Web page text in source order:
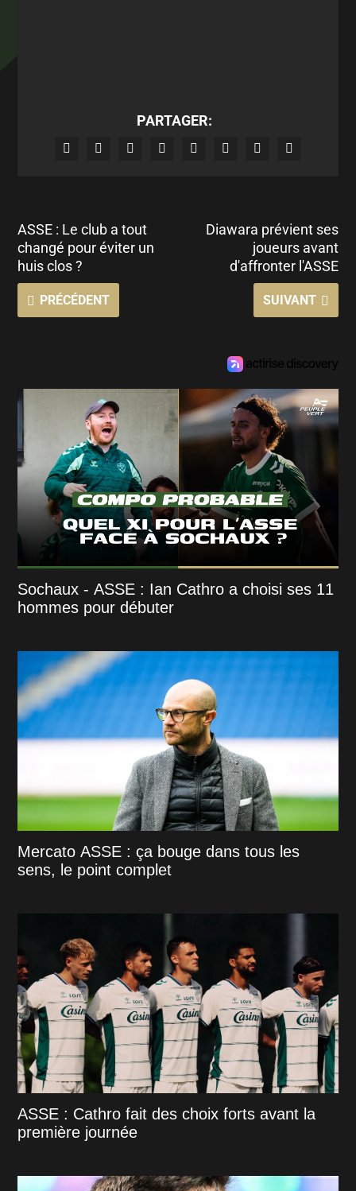
PARTAGER:
ASSE : Le club a tout
changé pour éviter un
huis clos ?
PRÉCÉDENT
Diawara prévient ses
joueurs avant
d'affronter l'ASSE
SUIVANT
Sochaux - ASSE : Ian Cathro a choisi ses 11
hommes pour débuter
Mercato ASSE : ça bouge dans tous les
sens, le point complet
ASSE : Cathro fait des choix forts avant la
première journée